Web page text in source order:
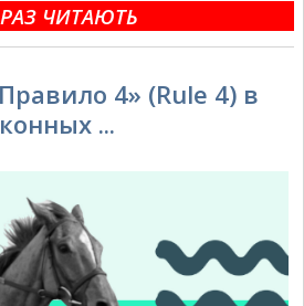
ЧИТАЮТЬ
4» (Rule 4) в
конных ...